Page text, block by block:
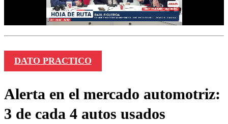
DATO PRACTICO
Alerta en el mercado automotriz:
3 de cada 4 autos usados